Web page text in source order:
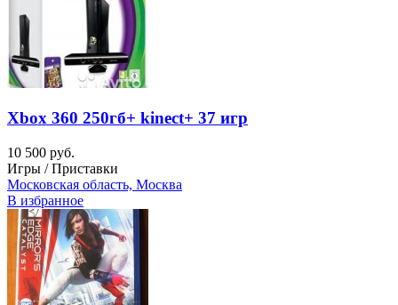
Xbox 360 250гб+ kinect+ 37 игр
10 500 руб.
Игры / Приставки
Московская область, Москва
В избранное